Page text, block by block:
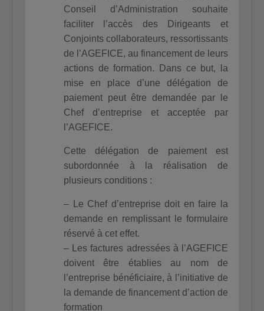
Conseil d’Administration souhaite
faciliter l’accès des Dirigeants et
Conjoints collaborateurs, ressortissants
de l’AGEFICE, au financement de leurs
actions de formation. Dans ce but, la
mise en place d’une délégation de
paiement peut être demandée par le
Chef d’entreprise et acceptée par
l’AGEFICE.
Cette délégation de paiement est
subordonnée à la réalisation de
plusieurs conditions :
– Le Chef d’entreprise doit en faire la
demande en remplissant le formulaire
réservé à cet effet.
– Les factures adressées à l’AGEFICE
doivent être établies au nom de
l’entreprise bénéficiaire, à l’initiative de
la demande de financement d’action de
formation